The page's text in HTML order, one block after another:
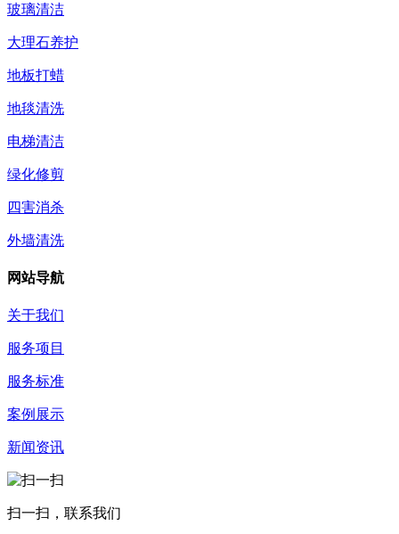
玻璃清洁
大理石养护
地板打蜡
地毯清洗
电梯清洁
绿化修剪
四害消杀
外墙清洗
网站导航
关于我们
服务项目
服务标准
案例展示
新闻资讯
扫一扫，联系我们